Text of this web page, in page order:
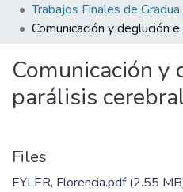
Communities
&
Collections
In(current)
Trabajos
Comunicación y
parálisis
Files
EYLER, Florencia.pdf(2.55